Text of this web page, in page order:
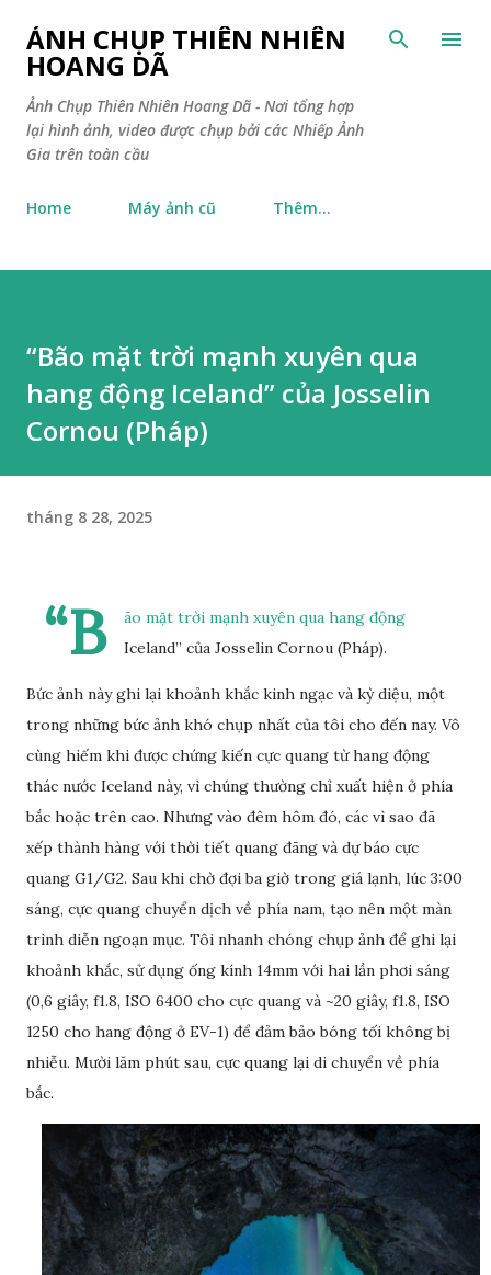
Chuyển đến nội dung chính
ẢNH CHỤP THIÊN NHIÊN
HOANG DÃ
Ảnh Chụp Thiên Nhiên Hoang Dã - Nơi tổng hợp
lại hình ảnh, video được chụp bởi các Nhiếp Ảnh
Gia trên toàn cầu
Home Máy ảnh cũ Thêm…
“Bão mặt trời mạnh xuyên qua
hang động Iceland” của Josselin
Cornou (Pháp)
tháng 8 28, 2025
“B
ão mặt trời mạnh xuyên qua hang động
Iceland” của Josselin Cornou (Pháp).
Bức ảnh này ghi lại khoảnh khắc kinh ngạc và kỳ diệu, một
trong những bức ảnh khó chụp nhất của tôi cho đến nay. Vô
cùng hiếm khi được chứng kiến cực quang từ hang động
thác nước Iceland này, vì chúng thường chỉ xuất hiện ở phía
bắc hoặc trên cao. Nhưng vào đêm hôm đó, các vì sao đã
xếp thành hàng với thời tiết quang đãng và dự báo cực
quang G1/G2. Sau khi chờ đợi ba giờ trong giá lạnh, lúc 3:00
sáng, cực quang chuyển dịch về phía nam, tạo nên một màn
trình diễn ngoạn mục. Tôi nhanh chóng chụp ảnh để ghi lại
khoảnh khắc, sử dụng ống kính 14mm với hai lần phơi sáng
(0,6 giây, f1.8, ISO 6400 cho cực quang và ~20 giây, f1.8, ISO
1250 cho hang động ở EV-1) để đảm bảo bóng tối không bị
nhiễu. Mười lăm phút sau, cực quang lại di chuyển về phía
bắc.